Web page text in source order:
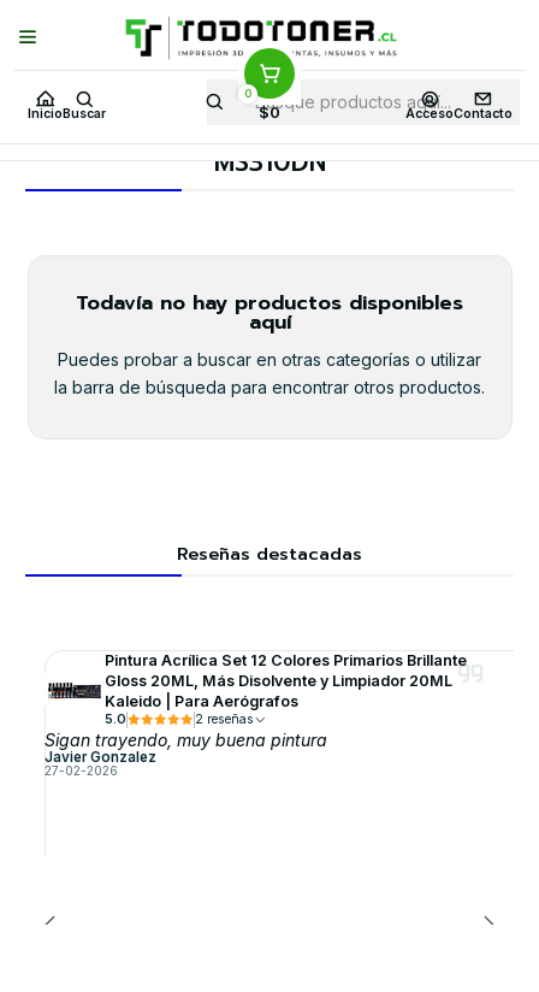
Inicio Buscar
0
$0 AccesoContacto
Puedes Elegir: Comprar enTienda· Despachoa Todo Chile · Retiro en
Tienda en24 Horas
Inicio Toner y tambor Toner Alternativo LEXMARK
Equipos LEXMARK
MS310DN
Todavía no hay productos disponibles
aquí
Puedes probar a buscar en otras categorías o utilizar
la barra de búsqueda para encontrar otros productos.
Reseñas destacadas
Pintura Acrílica Set 12 Colores Primarios Brillante
Gloss 20ML, Más Disolvente y Limpiador 20ML
Kaleido | Para Aerógrafos
5.0 2 reseñas
Sigan trayendo, muy buena pintura
Javier Gonzalez
27-02-2026